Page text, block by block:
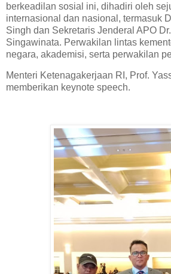
berkeadilan sosial ini, dihadiri oleh
internasional dan nasional, termasuk
Singh dan Sekretaris Jenderal APO
Singawinata. Perwakilan lintas
negara, akademisi, serta perwakilan
Menteri Ketenagakerjaan RI, Prof.
memberikan keynote speech.